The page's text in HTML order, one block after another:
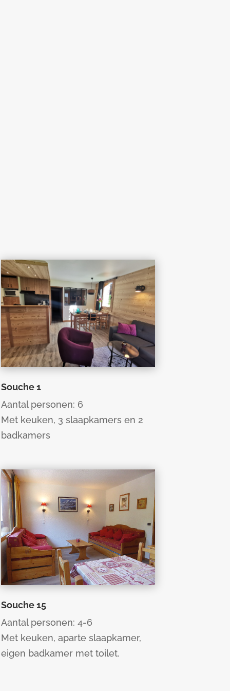
Souche 1
Aantal personen: 6
Met keuken, 3 slaapkamers en 2
badkamers
Souche 15
Aantal personen: 4-6
Met keuken, aparte slaapkamer,
eigen badkamer met toilet.